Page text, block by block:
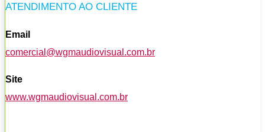
ATENDIMENTO AO CLIENTE
Email
comercial@wgmaudiovisual.com.br
Site
www.wgmaudiovisual.com.br